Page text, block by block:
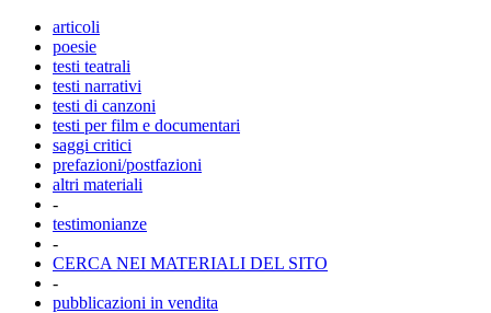
articoli
poesie
testi teatrali
testi narrativi
testi di canzoni
testi per film e documentari
saggi critici
prefazioni/postfazioni
altri materiali
-
testimonianze
-
CERCA NEI MATERIALI DEL SITO
-
pubblicazioni in vendita